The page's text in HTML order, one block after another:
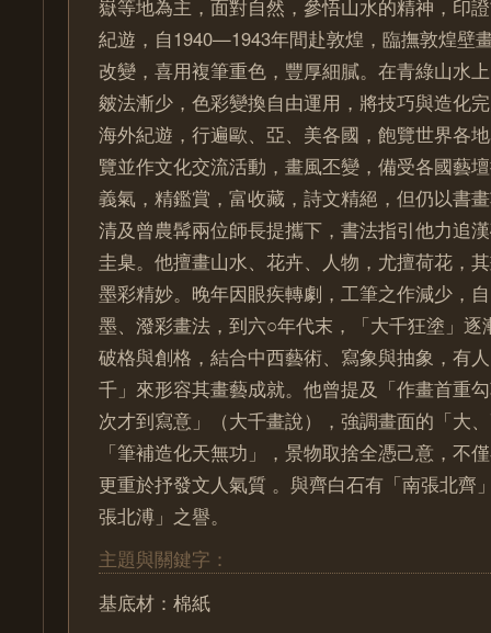
嶽等地為主，面對自然，參悟山水的精神，印
紀遊，自1940—1943年間赴敦煌，臨撫敦煌壁
改變，喜用複筆重色，豐厚細膩。在青綠山水
皴法漸少，色彩變換自由運用，將技巧與造化
海外紀遊，行遍歐、亞、美各國，飽覽世界各
覽並作文化交流活動，畫風丕變，備受各國藝
義氣，精鑑賞，富收藏，詩文精絕，但仍以書
清及曾農髯兩位師長提攜下，書法指引他力追
圭臬。他擅畫山水、花卉、人物，尤擅荷花，
墨彩精妙。晚年因眼疾轉劇，工筆之作減少，
墨、潑彩畫法，到六○年代末，「大千狂塗」逐
破格與創格，結合中西藝術、寫象與抽象，有
千」來形容其畫藝成就。他曾提及「作畫首重
次才到寫意」（大千畫說），強調畫面的「大
「筆補造化天無功」，景物取捨全憑己意，不
更重於抒發文人氣質 。與齊白石有「南張北齊
張北溥」之譽。
主題與關鍵字：
基底材：棉紙